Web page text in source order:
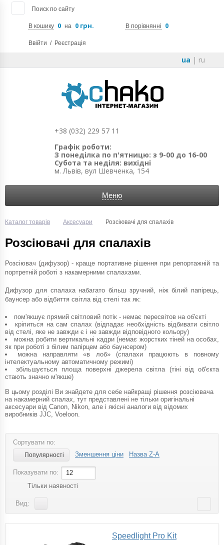
Поиск по сайту
В кошику 0 на 0 грн. В порівнянні 0
Ввійти / Реєстрація
ua | ru
+38 (032) 229 57 11
Графік роботи:
З понеділка по п'ятницю: з 9-00 до 16-00
Субота та неділя: вихідні
м. Львів, вул Шевченка, 154
Меню
Каталог товарів Аксесуари Розсіювачі для спалахів
Розсіювачі для спалахів
Розсіювач (дифузор) - краще портативне рішення при репортажній та
портретній роботі з накамерними спалахами.
Дифузор для спалаха набагато більш зручний, ніж білий папірець,
баунсер або відбиття світла від стелі так як:
пом'якшує прямий світловий потік - немає пересвітов на об'єкті
кріпиться на сам спалах (відпадає необхідність відбивати світло
від стелі, яке не завжди є і не завжди відповідного кольору)
можна робити вертикальні кадри (немає жорстких тіней на особах,
як при роботі з білим папірцем або баунсером)
можна направляти «в лоб» (спалахи працюють в повному
інтелектуальному автоматичному режимі)
збільшується площа поверхні джерела світла (тіні від об'єкта
стають значно м'якше)
В цьому розділі Ви знайдете для себе найкращі рішення розсіювача
на накамерний спалах, тут представлені не тільки оригінальні
аксесуари від Canon, Nikon, але і якісні аналоги від відомих
виробників JJC, Voeloon.
Сортувати по:
Популярності Зменшення ціни Назва Z-A
Показувати по:
12
Тільки наявності
Вид:
Speedlight Pro Kit